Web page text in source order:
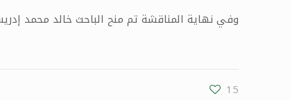
وفي نهاية المناقشة تم منح الباحث خالد محمد
15